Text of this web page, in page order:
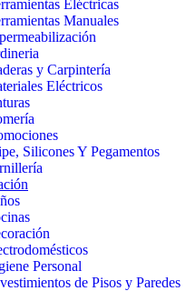
Eléctricas
Manuales
y Carpintería
Eléctricos
Silicones Y Pegamentos
Personal
de Pisos y Paredes